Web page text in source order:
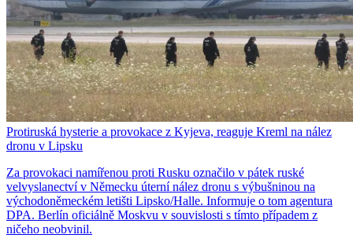
Protiruská hysterie a provokace z Kyjeva, reaguje Kreml na nález
dronu v Lipsku
Za provokaci namířenou proti Rusku označilo v pátek ruské
velvyslanectví v Německu úterní nález dronu s výbušninou na
východoněmeckém letišti Lipsko/Halle. Informuje o tom agentura
DPA. Berlín oficiálně Moskvu v souvislosti s tímto případem z
ničeho neobvinil.